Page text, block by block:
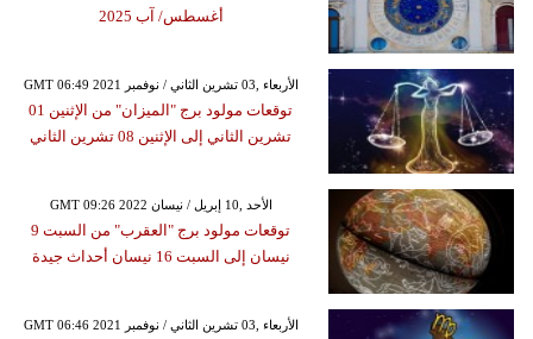
أغسطس/ آب 2025
GMT 06:49 2021 الأربعاء ,03 تشرين الثاني / نوفمبر
توقعات مولود برج "الميزان" من الإثنين 01
تشرين الثاني إلى الإثنين 08 تشرين الثاني
GMT 09:26 2022 الأحد ,10 إبريل / نيسان
توقعات مولود برج "العقرب" من السبت 9
نيسان إلى السبت 16 نيسان أحداث جيدة
GMT 06:46 2021 الأربعاء ,03 تشرين الثاني / نوفمبر